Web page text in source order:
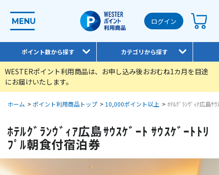
MENU ログイン
ポイント数から探す カテゴリから探す
WESTERポイント利用商品は、お申し込み後おおむね1カ月を目途
にお届けいたします。
ホーム > ポイント利用商品トップ > 10,000ポイント以上 > ﾎﾃﾙｸﾞﾗﾝｳﾞｨｱ広島ｻ
ﾎﾃﾙｸﾞﾗﾝｳﾞｨｱ広島ｻｳｽｹﾞｰﾄ ｻｳｽｹﾞｰﾄﾄﾘ
ﾌﾟﾙ朝食付宿泊券